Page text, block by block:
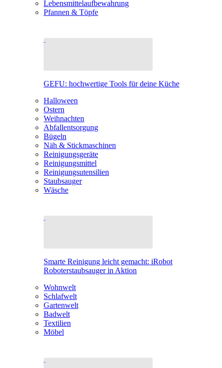
Lebensmittelaufbewahrung
Pfannen & Töpfe
GEFU: hochwertige Tools für deine Küche
Halloween
Ostern
Weihnachten
Abfallentsorgung
Bügeln
Näh & Stickmaschinen
Reinigungsgeräte
Reinigungsmittel
Reinigungsutensilien
Staubsauger
Wäsche
Smarte Reinigung leicht gemacht: iRobot
Roboterstaubsauger in Aktion
Wohnwelt
Schlafwelt
Gartenwelt
Badwelt
Textilien
Möbel